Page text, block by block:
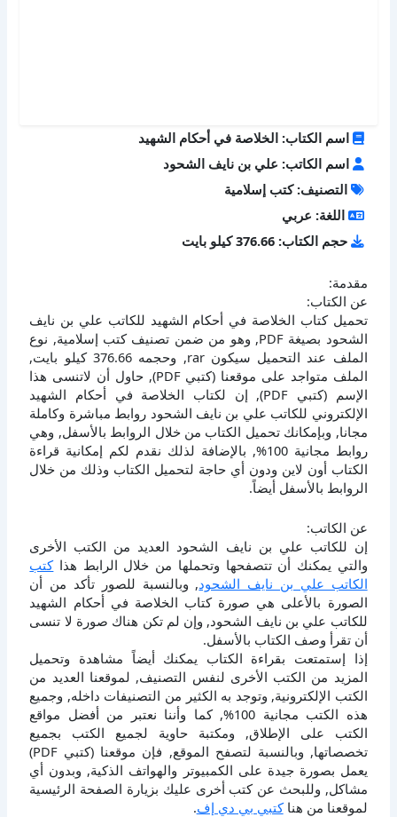
اسم الكتاب: الخلاصة في أحكام الشهيد
اسم الكاتب: علي بن نايف الشحود
التصنيف: كتب إسلامية
اللغة: عربي
حجم الكتاب: 376.66 كيلو بايت
مقدمة:
عن الكتاب:
تحميل كتاب الخلاصة في أحكام الشهيد للكاتب علي بن نايف
الشحود بصيغة PDF, وهو من ضمن تصنيف كتب إسلامية, نوع
الملف عند التحميل سيكون rar, وحجمه 376.66 كيلو بايت,
الملف متواجد على موقعنا (كتبي PDF), حاول أن لاتنسى هذا
الإسم (كتبي PDF), إن لكتاب الخلاصة في أحكام الشهيد
الإلكتروني للكاتب علي بن نايف الشحود روابط مباشرة وكاملة
مجانا, وبإمكانك تحميل الكتاب من خلال الروابط بالأسفل, وهي
روابط مجانية 100%, بالإضافة لذلك نقدم لكم إمكانية قراءة
الكتاب أون لاين ودون أي حاجة لتحميل الكتاب وذلك من خلال
الروابط بالأسفل أيضاً.
عن الكاتب:
إن للكاتب علي بن نايف الشحود العديد من الكتب الأخرى
والتي يمكنك أن تتصفحها وتحملها من خلال الرابط هذاكتب
الكاتب علي بن نايف الشحود, وبالنسبة للصور تأكد من أن
الصورة بالأعلى هي صورة كتاب الخلاصة في أحكام الشهيد
للكاتب علي بن نايف الشحود, وإن لم تكن هناك صورة لا تنسى
أن تقرأ وصف الكتاب بالأسفل.
إذا إستمتعت بقراءة الكتاب يمكنك أيضاً مشاهدة وتحميل
المزيد من الكتب الأخرى لنفس التصنيف, لموقعنا العديد من
الكتب الإلكترونية, وتوجد به الكثير من التصنيفات داخله, وجميع
هذه الكتب مجانية 100%, كما وأننا نعتبر من أفضل مواقع
الكتب على الإطلاق, ومكتبة حاوية لجميع الكتب بجميع
تخصصاتها, وبالنسبة لتصفح الموقع, فإن موقعنا (كتبي PDF)
يعمل بصورة جيدة على الكمبيوتر والهواتف الذكية, وبدون أي
مشاكل, وللبحث عن كتب أخرى عليك بزيارة الصفحة الرئيسية
لموقعنا من هناكتبي بي دي إف.